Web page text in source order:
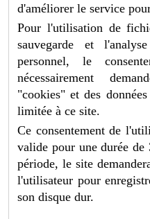
d'améliorer le service
Pour l'utilisation de
sauvegarde et
personnel, le
nécessairement
"cookies" et des
limitée à ce site.
Ce consentement de
valide pour une durée
période, le site
l'utilisateur pour
son disque dur.